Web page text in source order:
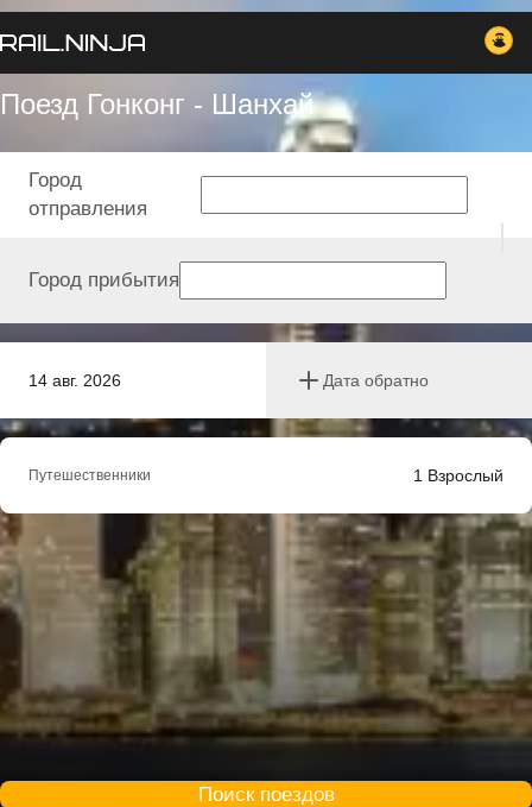
Поезд Гонконг - Шанхай
14 авг. 2026 Дата обратно
Город
отправления
Город прибытия
Путешественники 1 Взрослый
Поиск поездов